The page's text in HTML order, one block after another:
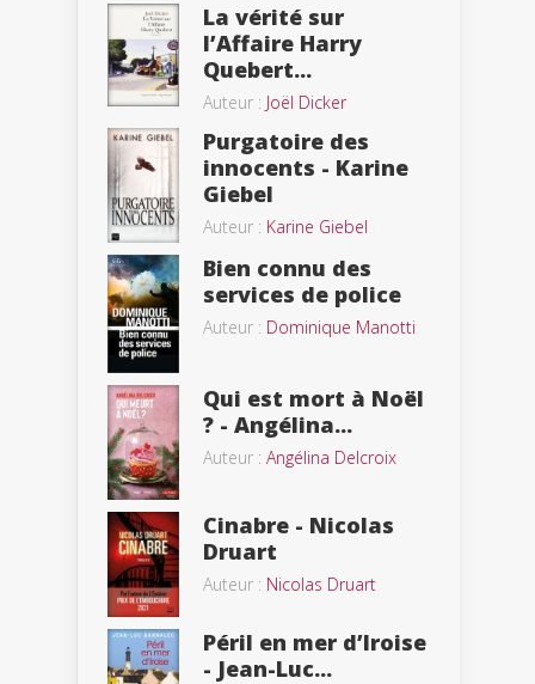
La vérité sur
l’Affaire Harry
Quebert...
Auteur : Joël Dicker
Purgatoire des
innocents - Karine
Giebel
Auteur : Karine Giebel
Bien connu des
services de police
Auteur : Dominique Manotti
Qui est mort à Noël
? - Angélina...
Auteur : Angélina Delcroix
Cinabre - Nicolas
Druart
Auteur : Nicolas Druart
Péril en mer d’Iroise
- Jean-Luc...